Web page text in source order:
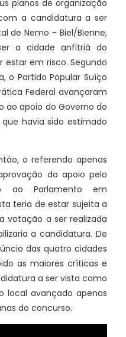
planos de organização
a candidatura a ser
de Nemo - Biel/Bienne,
a cidade anfitriã do
em risco. Segundo
o Partido Popular Suíço
Federal avançaram
apoio do Governo do
havia sido estimado
o referendo apenas
do apoio pelo
ao Parlamento em
teria de estar sujeita a
votação a ser realizada
a candidatura. De
das quatro cidades
as maiores críticas e
a ser vista como
local avançado apenas
do concurso.